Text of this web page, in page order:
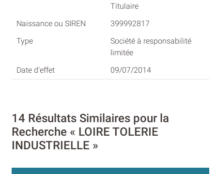
Titulaire
399992817
Société à responsabilité
limitée
09/07/2014
14 Résultats Similaires pour la
Recherche « LOIRE TOLERIE
INDUSTRIELLE »